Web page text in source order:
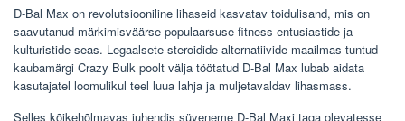
D-Bal Max on revolutsiooniline lihaseid kasvatav toidulisand, mis on
saavutanud märkimisväärse populaarsuse fitness-entusiastide ja
kulturistide seas. Legaalsete steroidide alternatiivide maailmas tuntud
kaubamärgi Crazy Bulk poolt välja töötatud D-Bal Max lubab aidata
kasutajatel loomulikul teel luua lahja ja muljetavaldav lihasmass.
Selles kõikehõlmavas juhendis süveneme D-Bal Maxi taga olevatesse